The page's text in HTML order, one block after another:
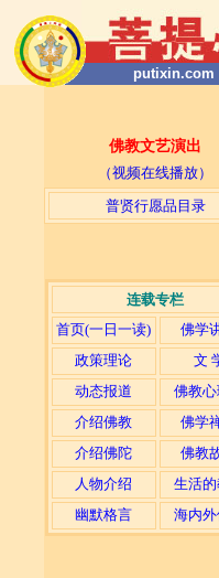
putixin.com
佛教文艺演出
（视频在线播放）
普贤行愿品目录
连载专栏
首页(一日一读)
佛学
政策理论
文
动态报道
佛教
介绍佛教
佛学
介绍佛陀
佛教
人物介绍
生活
幽默格言
海内